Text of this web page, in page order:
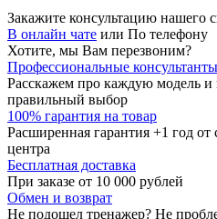
Закажите консультацию нашего
В онлайн чате или По телефону
Хотите, мы Вам перезвоним?
Профессиональные консультанты
Расскажем про каждую модель и
правильный выбор
100% гарантия на товар
Расширенная гарантия +1 год от
центра
Бесплатная доставка
При заказе от 10 000 рублей
Обмен и возврат
Не подошел тренажер? Не